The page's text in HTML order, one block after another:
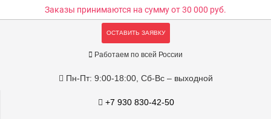
Заказы принимаются на суммуот 30 000 руб.
ОСТАВИТЬ ЗАЯВКУ
Работаем по всей России
Пн-Пт: 9:00-18:00, Сб-Вс – выходной
+7 930 830-42-50